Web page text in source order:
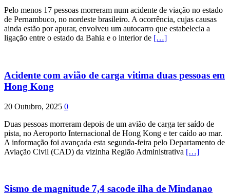
Pelo menos 17 pessoas morreram num acidente de viação no estado
de Pernambuco, no nordeste brasileiro. A ocorrência, cujas causas
ainda estão por apurar, envolveu um autocarro que estabelecia a
ligação entre o estado da Bahia e o interior de […]
Acidente com avião de carga vitima duas pessoas em
Hong Kong
20 Outubro, 2025 0
Duas pessoas morreram depois de um avião de carga ter saído de
pista, no Aeroporto Internacional de Hong Kong e ter caído ao mar.
A informação foi avançada esta segunda-feira pelo Departamento de
Aviação Civil (CAD) da vizinha Região Administrativa […]
Sismo de magnitude 7,4 sacode ilha de Mindanao